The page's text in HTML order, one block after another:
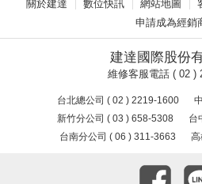
關於建達 數位快訊 網站地圖
申請成為經銷
建達國際股份
維修客服電話 ( 02 )
台北總公司 ( 02 ) 2219-1600
新竹分公司 ( 03 ) 658-5308
台
台南分公司 ( 06 ) 311-3663